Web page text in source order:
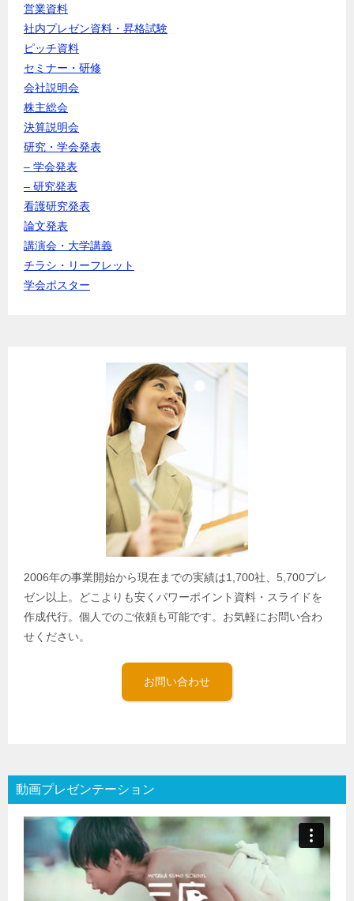
営業資料
社内プレゼン資料・昇格試験
ピッチ資料
セミナー・研修
会社説明会
株主総会
決算説明会
研究・学会発表
– 学会発表
– 研究発表
看護研究発表
論文発表
講演会・大学講義
チラシ・リーフレット
学会ポスター
2006年の事業開始から現在までの実績は1,700社、5,700プレ
ゼン以上。どこよりも安くパワーポイント資料・スライドを
作成代行。個人でのご依頼も可能です。お気軽にお問い合わ
せください。
お問い合わせ
動画プレゼンテーション